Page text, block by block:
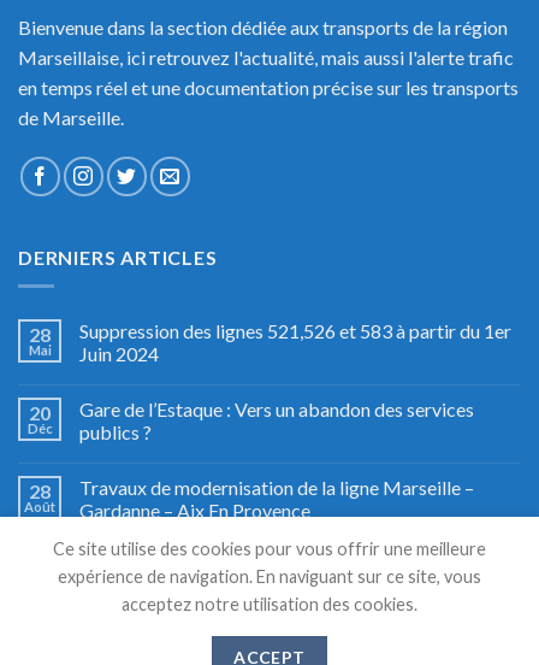
Bienvenue dans la section dédiée aux transports de la région
Marseillaise, ici retrouvez l'actualité, mais aussi l'alerte trafic
en temps réel et une documentation précise sur les transports
de Marseille.
DERNIERS ARTICLES
28
Mai
Suppression des lignes 521,526 et 583 à partir du 1er
Juin 2024
20
Déc
Gare de l’Estaque : Vers un abandon des services
publics ?
28
Août
Travaux de modernisation de la ligne Marseille –
Gardanne – Aix En Provence
Fête du train à Miramas, le grand retour
Ce site utilise des cookies pour vous offrir une meilleure
expérience de navigation. En naviguant sur ce site, vous
acceptez notre utilisation des cookies.
ACCEPT